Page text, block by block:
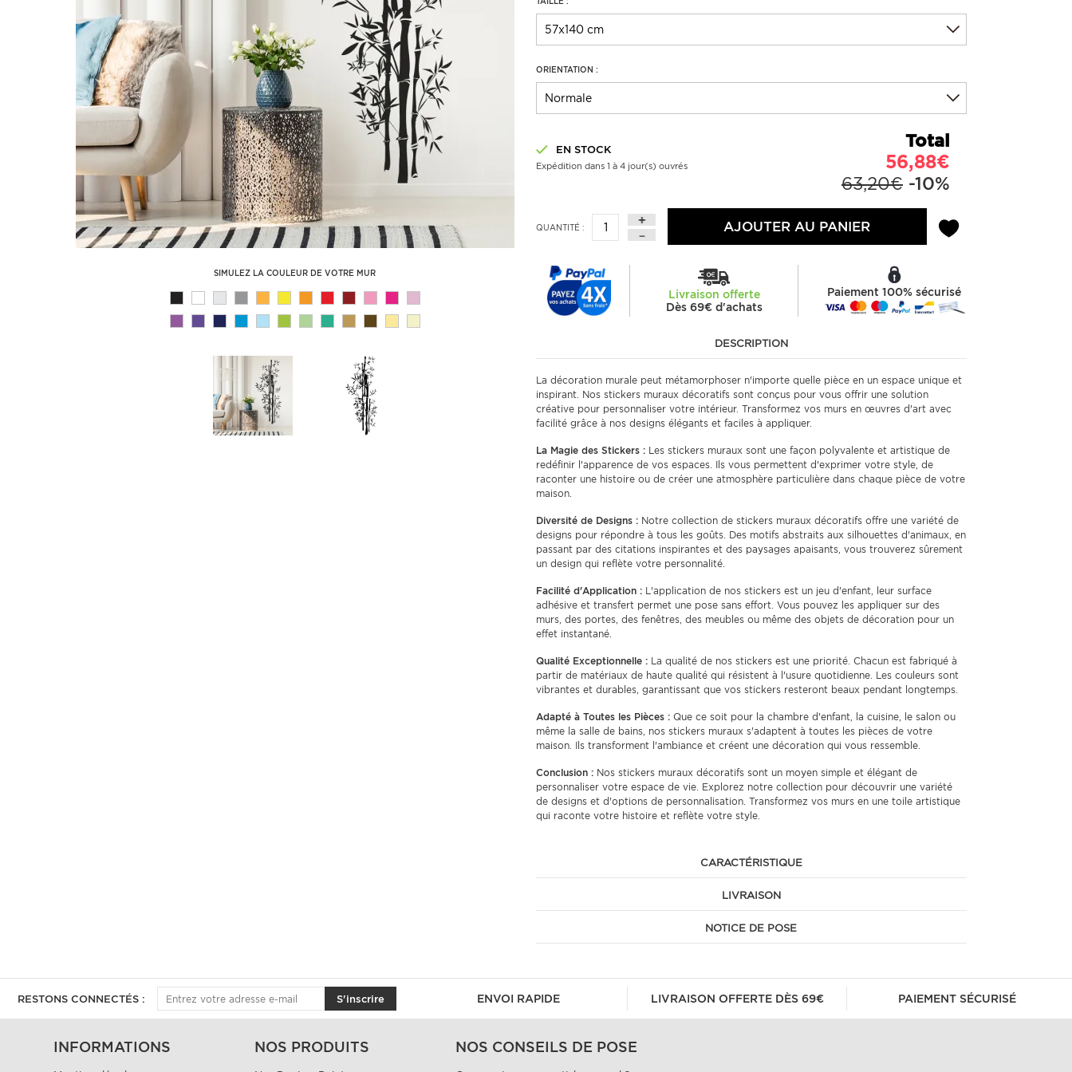
SIMULEZ LA COULEUR DE VOTRE MUR
ORIENTATION :
EN STOCK
Expédition dans 1 à 4 jour(s) ouvrés
Total
56,88€
63,20€ -10%
QUANTITÉ : AJOUTER AU PANIER
Livraison offerte
Dès 69€ d'achats
Paiement 100% sécurisé
DESCRIPTION
La décoration murale peut métamorphoser n'importe quelle pièce en un espace unique et
inspirant. Nos stickers muraux décoratifs sont conçus pour vous offrir une solution
créative pour personnaliser votre intérieur. Transformez vos murs en œuvres d'art avec
facilité grâce à nos designs élégants et faciles à appliquer.
La Magie des Stickers : Les stickers muraux sont une façon polyvalente et artistique de
redéfinir l'apparence de vos espaces. Ils vous permettent d'exprimer votre style, de
raconter une histoire ou de créer une atmosphère particulière dans chaque pièce de votre
maison.
Diversité de Designs : Notre collection de stickers muraux décoratifs offre une variété de
designs pour répondre à tous les goûts. Des motifs abstraits aux silhouettes d'animaux, en
passant par des citations inspirantes et des paysages apaisants, vous trouverez sûrement
un design qui reflète votre personnalité.
Facilité d'Application : L'application de nos stickers est un jeu d'enfant, leur surface
adhésive et transfert permet une pose sans effort. Vous pouvez les appliquer sur des
murs, des portes, des fenêtres, des meubles ou même des objets de décoration pour un
effet instantané.
Qualité Exceptionnelle : La qualité de nos stickers est une priorité. Chacun est fabriqué à
partir de matériaux de haute qualité qui résistent à l'usure quotidienne. Les couleurs sont
vibrantes et durables, garantissant que vos stickers resteront beaux pendant longtemps.
Adapté à Toutes les Pièces : Que ce soit pour la chambre d'enfant, la cuisine, le salon ou
même la salle de bains, nos stickers muraux s'adaptent à toutes les pièces de votre
maison. Ils transforment l'ambiance et créent une décoration qui vous ressemble.
Conclusion : Nos stickers muraux décoratifs sont un moyen simple et élégant de
personnaliser votre espace de vie. Explorez notre collection pour découvrir une variété
de designs et d'options de personnalisation. Transformez vos murs en une toile artistique
qui raconte votre histoire et reflète votre style.
CARACTÉRISTIQUE
LIVRAISON
NOTICE DE POSE
RESTONS CONNECTÉS : S'inscrire ENVOI RAPIDE LIVRAISON OFFERTE DÈS 69€ PAIEMENT SÉCURISÉ
INFORMATIONS NOS PRODUITS NOS CONSEILS DE POSE